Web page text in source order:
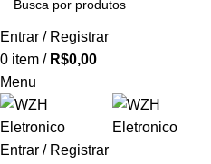
Entrar / Registrar
0 item / R$0,00
Menu
Entrar / Registrar